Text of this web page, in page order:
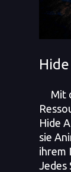
Mit
Hide
sie
ihrem
Jedes